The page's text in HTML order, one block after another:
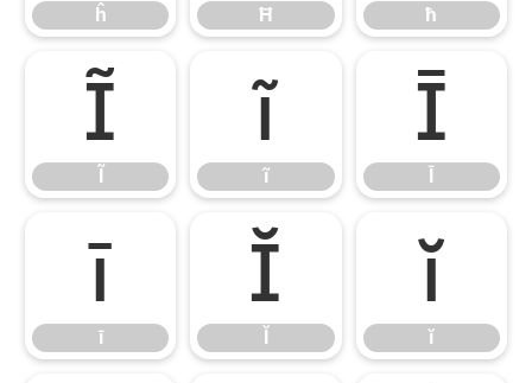
ĥ Ħ ħ
Ĩ ĩ
ĩ
Ī
ī
ī
Ĭ ĭ
ĭ